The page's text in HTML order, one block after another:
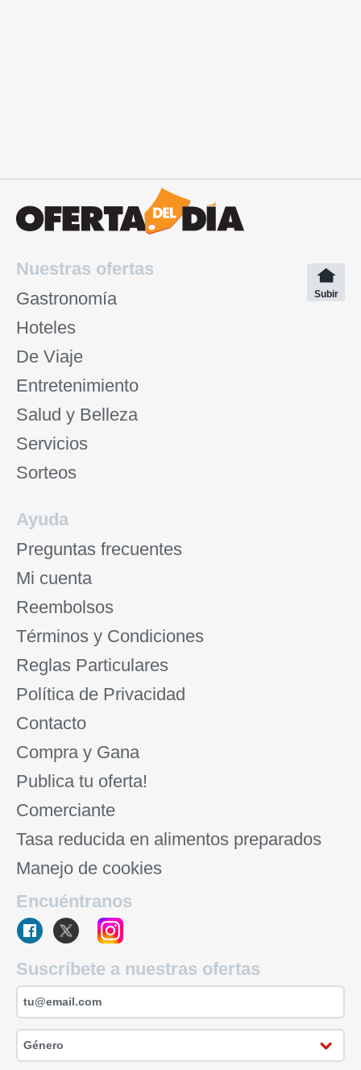
Nuestras ofertas
Gastronomía
Hoteles
De Viaje
Entretenimiento
Salud y Belleza
Servicios
Sorteos
Subir
Ayuda
Preguntas frecuentes
Mi cuenta
Reembolsos
Términos y Condiciones
Reglas Particulares
Política de Privacidad
Contacto
Compra y Gana
Publica tu oferta!
Comerciante
Tasa reducida en alimentos preparados
Manejo de cookies
Encuéntranos
Suscríbete a nuestras ofertas